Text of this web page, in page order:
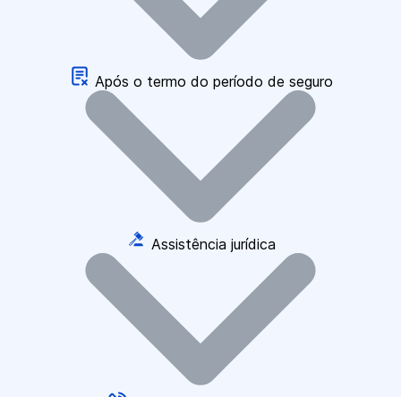
Após o termo do período de seguro
Assistência jurídica